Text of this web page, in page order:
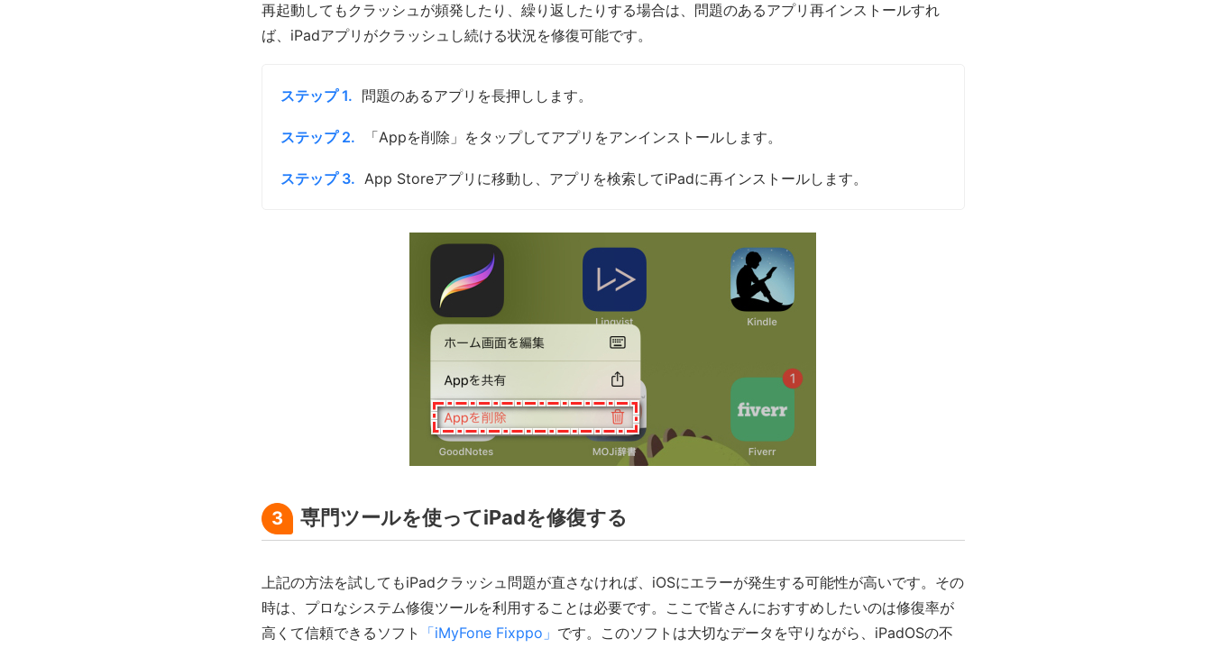
再起動してもクラッシュが頻発したり、繰り返したりする場合は、問題のあるアプリ再インストールすれ
ば、iPadアプリがクラッシュし続ける状況を修復可能です。
ステップ 1. 問題のあるアプリを長押しします。
ステップ 2. 「Appを削除」をタップしてアプリをアンインストールします。
ステップ 3. App Storeアプリに移動し、アプリを検索してiPadに再インストールします。
3 専門ツールを使ってiPadを修復する
上記の方法を試してもiPadクラッシュ問題が直さなければ、iOSにエラーが発生する可能性が高いです。その
時は、プロなシステム修復ツールを利用することは必要です。ここで皆さんにおすすめしたいのは修復率が
高くて信頼できるソフト
「iMyFone Fixppo」 です。このソフトは大切なデータを守りながら、iPadOSの不